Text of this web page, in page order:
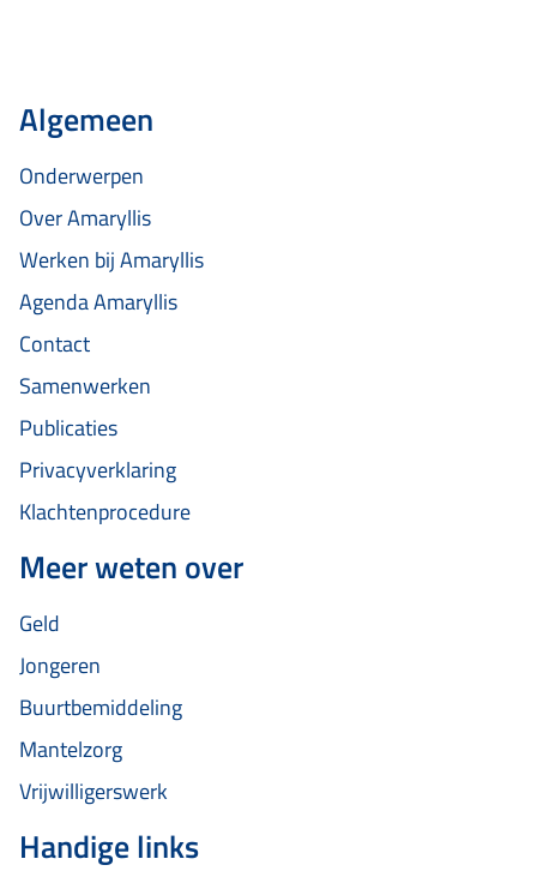
Algemeen
Onderwerpen
Over Amaryllis
Werken bij Amaryllis
Agenda Amaryllis
Contact
Samenwerken
Publicaties
Privacyverklaring
Klachtenprocedure
Meer weten over
Geld
Jongeren
Buurtbemiddeling
Mantelzorg
Vrijwilligerswerk
Handige links